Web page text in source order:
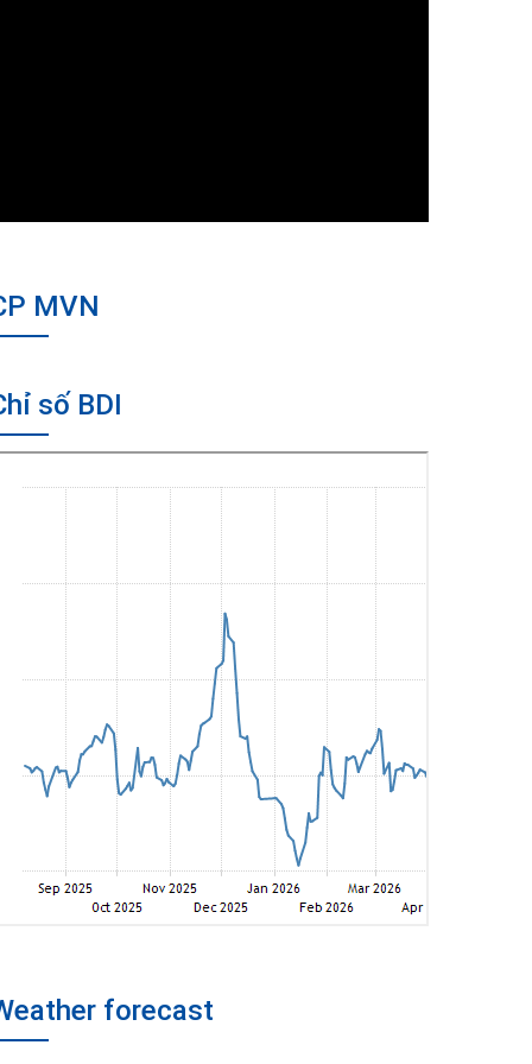
MVN
số BDI
forecast